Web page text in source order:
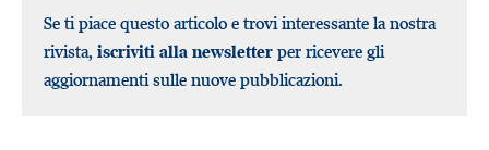
Se ti piace questo articolo e trovi interessante la nostra
rivista, iscriviti alla newsletter per ricevere gli
aggiornamenti sulle nuove pubblicazioni.